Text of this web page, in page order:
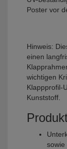
Poster vor
Hinweis:
einen
wichtigen
Klappprofil-
Kunststoff.
sowie